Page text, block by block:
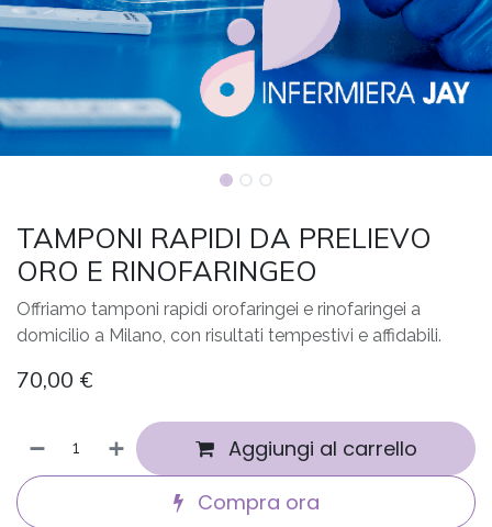
TAMPONI RAPIDI DA PRELIEVO
ORO E RINOFARINGEO
Offriamo tamponi rapidi orofaringei e rinofaringei a
domicilio a Milano, con risultati tempestivi e affidabili.
70,00 €
Aggiungi al carrello
Compra ora